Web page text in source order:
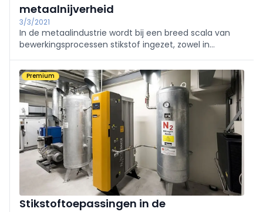
metaalnijverheid
3/3/2021
In de metaalindustrie wordt bij een breed scala van
bewerkingsprocessen stikstof ingezet, zowel in
Premium
Stikstoftoepassingen in de